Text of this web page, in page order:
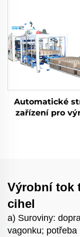
Automatické
zařízení pro
Výrobní tok
cihel
a) Suroviny:
vagonku;